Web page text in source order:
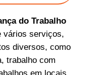
do Trabalho
vários serviços,
diversos, como
trabalho com